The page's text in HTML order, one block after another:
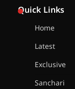
Quick Links
Home
Latest
Exclusive
Sanchari